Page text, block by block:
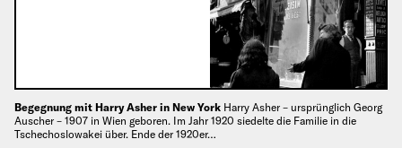
Begegnung mit Harry Asher in New York Harry Asher – ursprünglich Georg
Auscher – 1907 in Wien geboren. Im Jahr 1920 siedelte die Familie in die
Tschechoslowakei über. Ende der 1920er…